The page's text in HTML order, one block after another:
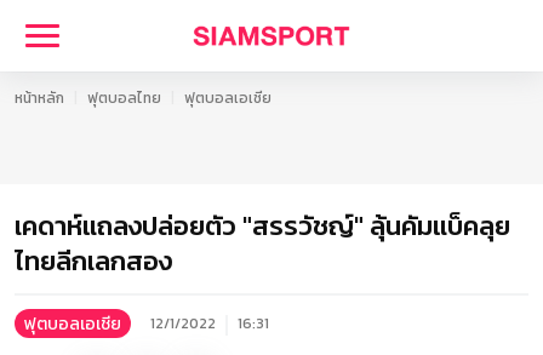
หน้าหลัก ฟุตบอลไทย ฟุตบอลเอเชีย
เคดาห์แถลงปล่อยตัว "สรรวัชญ์" ลุ้นคัมแบ็คลุย
ไทยลีกเลกสอง
ฟุตบอลเอเชีย 12/1/2022 16:31